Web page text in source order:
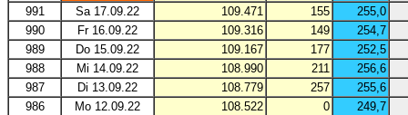
991
Sa 17.09.22 109.471 155
255,0
990
Fr 16.09.22 109.316 149
254,7
989
Do 15.09.22 109.167 177
252,5
988
Mi 14.09.22 108.990 211
256,6
987
Di 13.09.22 108.779 257
255,6
986
Mo 12.09.22 108.522 0 249,7